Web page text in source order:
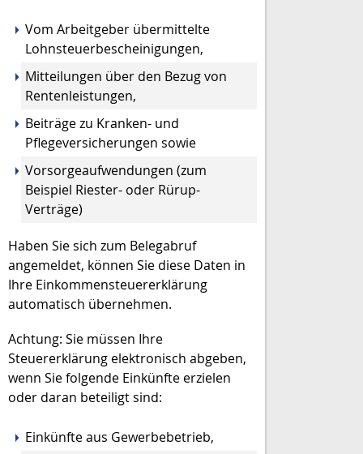
Vom Arbeitgeber übermittelte
Lohnsteuerbescheinigungen,
Mitteilungen über den Bezug von
Rentenleistungen,
Beiträge zu Kranken- und
Pflegeversicherungen sowie
Vorsorgeaufwendungen (zum
Beispiel Riester- oder Rürup-
Verträge)
Haben Sie sich zum Belegabruf
angemeldet, können Sie diese Daten in
Ihre Einkommensteuererklärung
automatisch übernehmen.
Achtung: Sie müssen Ihre
Steuererklärung elektronisch abgeben,
wenn Sie folgende Einkünfte erzielen
oder daran beteiligt sind:
Einkünfte aus Gewerbebetrieb,